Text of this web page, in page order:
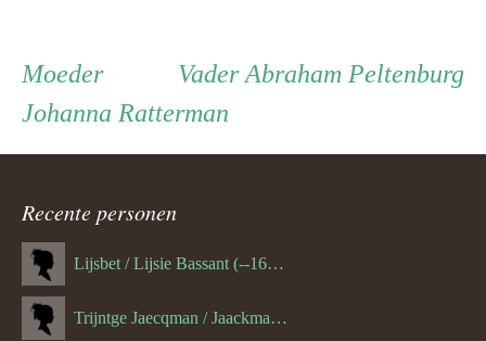
Persoon
ouder
navigatie
Vader Vader
Abraham Peltenburg
MoederMoeder
Johanna Ratterman
Recente personen
Lijsbet / Lijsie Bassant (--1687)
Trijntge Jaecqman / Jaackman (--1651)